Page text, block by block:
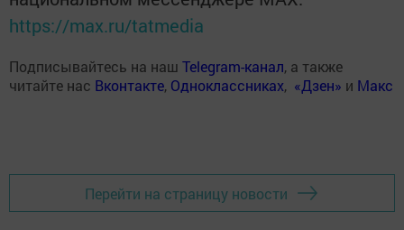
https://max.ru/tatmedia
Подписывайтесь на наш Telegram-канал, а также
читайте нас Вконтакте, Одноклассниках, «Дзен» и Макс
Перейти на страницу новости